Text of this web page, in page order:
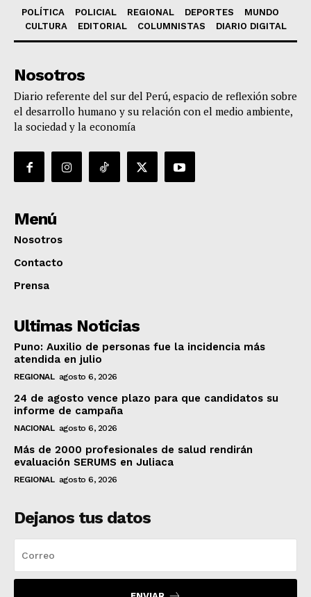
POLÍTICA POLICIAL REGIONAL DEPORTES
MUNDO
CULTURA
EDITORIAL COLUMNISTAS DIARIO DIGITAL
Nosotros
Diario referente del sur del Perú, espacio de reflexión sobre
el desarrollo humano y su relación con el medio ambiente,
la sociedad y la economía
Menú
Nosotros
Contacto
Prensa
Ultimas Noticias
Puno: Auxilio de personas fue la incidencia más
atendida en julio
REGIONAL agosto 6, 2026
24 de agosto vence plazo para que candidatos su
informe de campaña
NACIONAL agosto 6, 2026
Más de 2000 profesionales de salud rendirán
evaluación SERUMS en Juliaca
REGIONAL agosto 6, 2026
Dejanos tus datos